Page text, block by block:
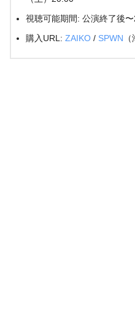
視聴可能期間: 公演終了後
購入URL: ZAIKO / SPWN